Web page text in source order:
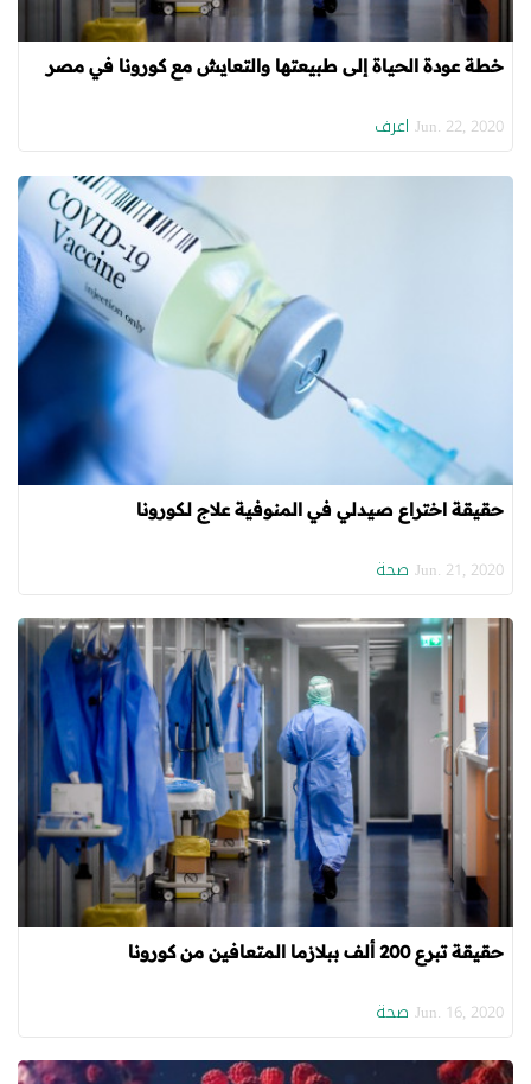
خطة عودة الحياة إلى طبيعتها والتعايش مع كورونا في مصر
Jun. 22, 2020 اعرف
حقيقة اختراع صيدلي في المنوفية علاج لـكورونا
Jun. 21, 2020 صحة
حقيقة تبرع 200 ألف ببلازما المتعافين من كورونا
Jun. 16, 2020 صحة